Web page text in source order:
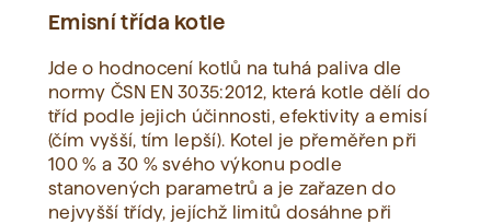
Emisní třída kotle
Jde o hodnocení kotlů na tuhá paliva dle
normy ČSN EN 3035:2012, která kotle dělí do
tříd podle jejich účinnosti, efektivity a emisí
(čím vyšší, tím lepší). Kotel je přeměřen při
100 % a 30 % svého výkonu podle
stanovených parametrů a je zařazen do
nejvyšší třídy, jejíchž limitů dosáhne při